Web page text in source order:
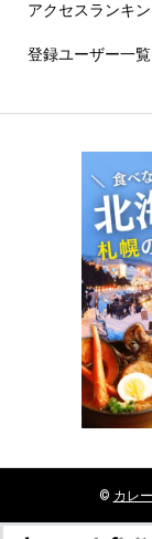
アクセスランキ
登録ユーザー一覧
© カレー